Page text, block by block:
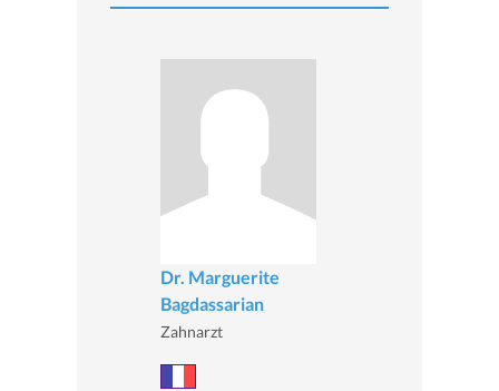
Dr. Marguerite
Bagdassarian
Zahnarzt